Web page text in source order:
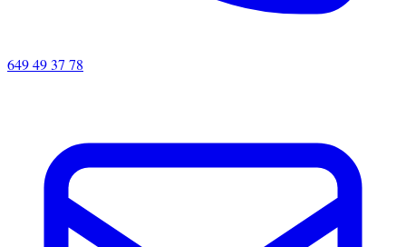
649 49 37 78